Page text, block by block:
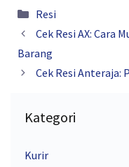
Kategori
Resi
Cek Resi AX: Cara
Barang
Cek Resi Anteraja:
Kategori
Kurir